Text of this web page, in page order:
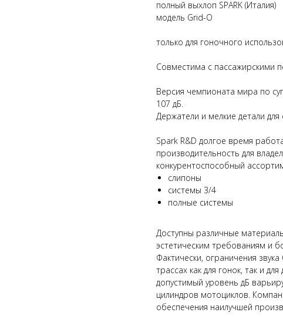
полный выхлоп SPARK (Италия)
модель Grid-O
только для гоночного
Совместима с пассажирскими
Версия чемпионата мира по
107 дБ.
Держатели и мелкие детали
Spark R&D долгое время
производительность для
конкурентоспособный
слипоны
системы 3/4
полные системы
Доступны различные
эстетическим требованиям и
Фактически, ограничения
трассах как для гонок, так и
допустимый уровень дБ
цилиндров мотоциклов.
обеспечения наилучшей